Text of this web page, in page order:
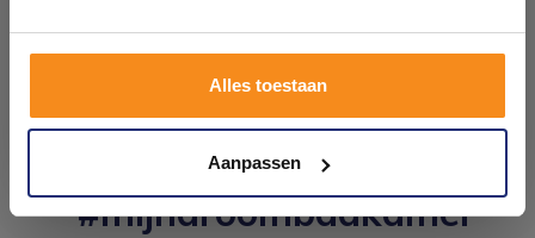
Alles toestaan
Aanpassen
Meer info
#mijndroombadkamer
Kom langs en ervaar zelf het verschil!